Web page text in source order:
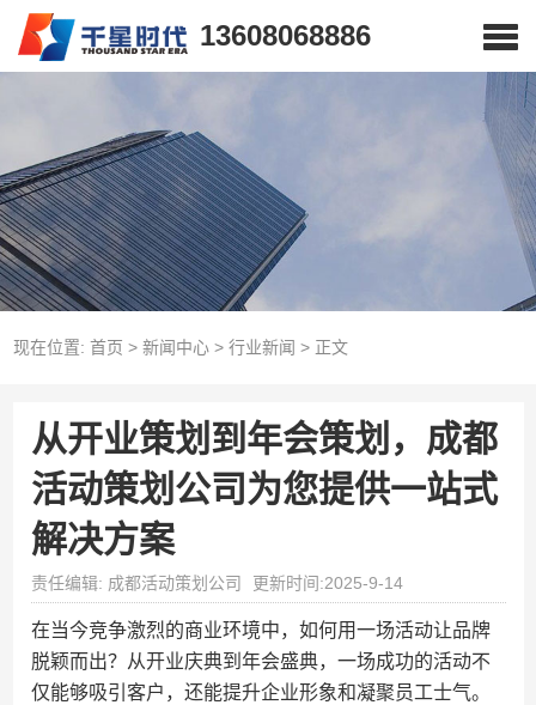
13608068886
现在位置: 首页 > 新闻中心> 行业新闻 > 正文
从开业策划到年会策划，成都
活动策划公司为您提供一站式
解决方案
责任编辑: 成都活动策划公司 更新时间:2025-9-14
在当今竞争激烈的商业环境中，如何用一场活动让品牌
脱颖而出？从开业庆典到年会盛典，一场成功的活动不
仅能够吸引客户，还能提升企业形象和凝聚员工士气。